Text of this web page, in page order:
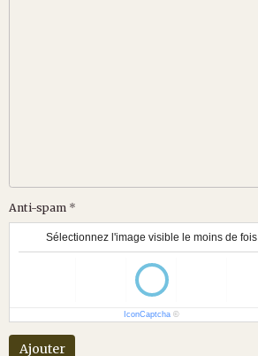
Anti-spam
Sélectionnez l'image visible le moins de fois
IconCaptcha ©
Ajouter